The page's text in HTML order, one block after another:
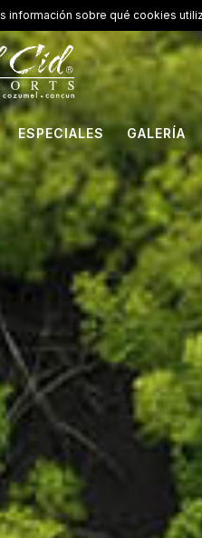
información sobre qué cookies
ESPECIALES GALERÍA